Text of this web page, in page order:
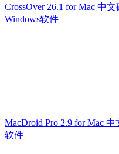
CrossOver 26.1 for Mac 中
Windows软件
MacDroid Pro 2.9 for Mac
软件